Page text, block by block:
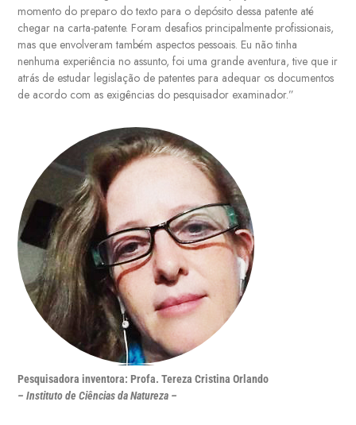
momento do preparo do texto para o depósito dessa patente até
chegar na carta-patente. Foram desafios principalmente profissionais,
mas que envolveram também aspectos pessoais. Eu não tinha
nenhuma experiência no assunto, foi uma grande aventura, tive que ir
atrás de estudar legislação de patentes para adequar os documentos
de acordo com as exigências do pesquisador examinador.”
Pesquisadora inventora: Profa. Tereza Cristina Orlando
– Instituto de Ciências da Natureza –